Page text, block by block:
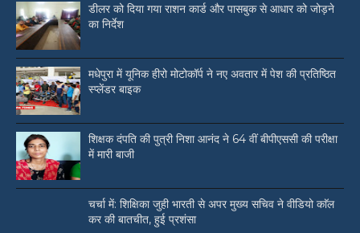
डीलर को दिया गया राशन कार्ड और पासबुक से आधार को जोड़ने
का निर्देश
मधेपुरा में यूनिक हीरो मोटोकॉर्प ने नए अवतार में पेश की प्रतिष्ठित
स्प्लेंडर बाइक
शिक्षक दंपति की पुत्री निशा आनंद ने 64 वीं बीपीएससी की परीक्षा
में मारी बाजी
चर्चा में: शिक्षिका जुही भारती से अपर मुख्य सचिव ने वीडियो काॅल
कर की बातचीत, हुई प्रशंसा